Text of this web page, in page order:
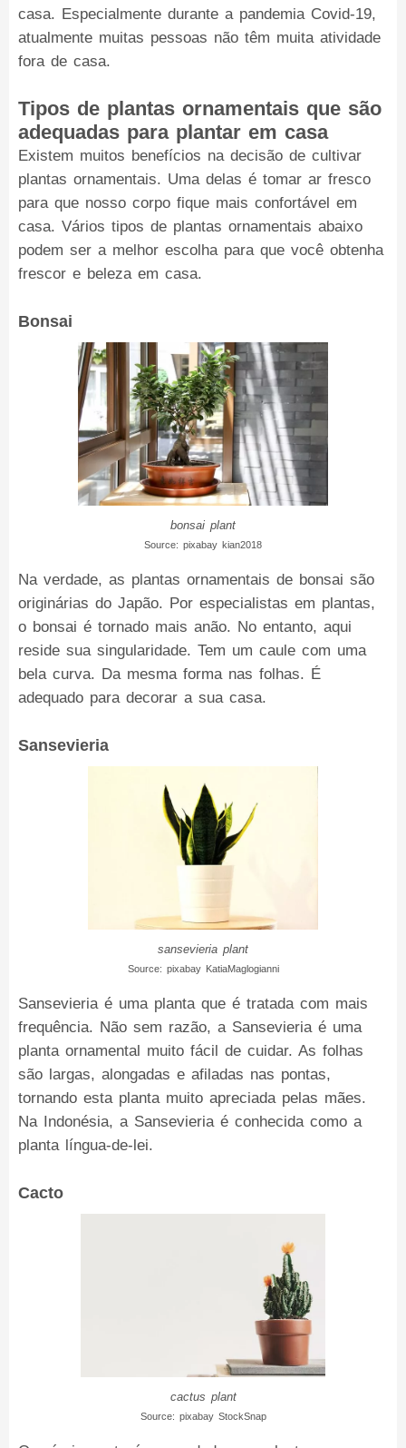
casa. Especialmente durante a pandemia Covid-19,
atualmente muitas pessoas não têm muita atividade
fora de casa.
Tipos de plantas ornamentais que são
adequadas para plantar em casa
Existem muitos benefícios na decisão de cultivar
plantas ornamentais. Uma delas é tomar ar fresco
para que nosso corpo fique mais confortável em
casa. Vários tipos de plantas ornamentais abaixo
podem ser a melhor escolha para que você obtenha
frescor e beleza em casa.
Bonsai
bonsai plant
Source: pixabay kian2018
Na verdade, as plantas ornamentais de bonsai são
originárias do Japão. Por especialistas em plantas,
o bonsai é tornado mais anão. No entanto, aqui
reside sua singularidade. Tem um caule com uma
bela curva. Da mesma forma nas folhas. É
adequado para decorar a sua casa.
Sansevieria
sansevieria plant
Source: pixabay KatiaMaglogianni
Sansevieria é uma planta que é tratada com mais
frequência. Não sem razão, a Sansevieria é uma
planta ornamental muito fácil de cuidar. As folhas
são largas, alongadas e afiladas nas pontas,
tornando esta planta muito apreciada pelas mães.
Na Indonésia, a Sansevieria é conhecida como a
planta língua-de-lei.
Cacto
cactus plant
Source: pixabay StockSnap